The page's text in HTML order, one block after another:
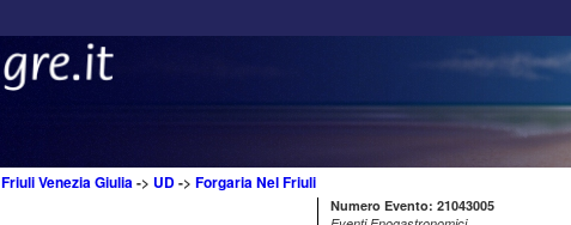
Friuli Venezia Giulia-> UD-> Forgaria Nel Friuli
Numero Evento: 21043005